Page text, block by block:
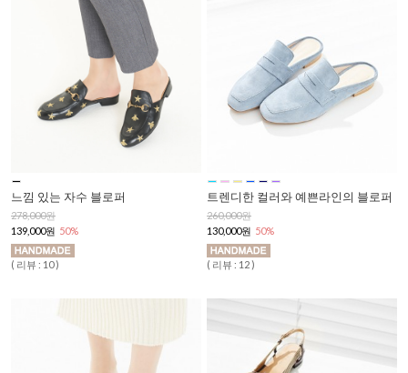
느낌 있는 자수 블로퍼
278,000원
139,000원 50%
( 리뷰 : 10 )
트렌디한 컬러와 예쁜라인의 블로퍼
260,000원
130,000원 50%
( 리뷰 : 12 )